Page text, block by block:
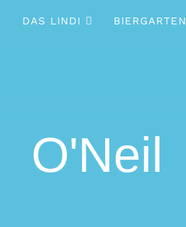
DAS LINDI BIERGARTEN
O'Neil